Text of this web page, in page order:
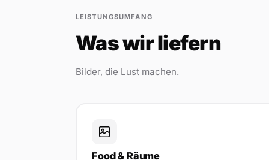
LEISTUNGSUMFANG
Was wir liefern
Bilder, die Lust machen.
Food & Räume